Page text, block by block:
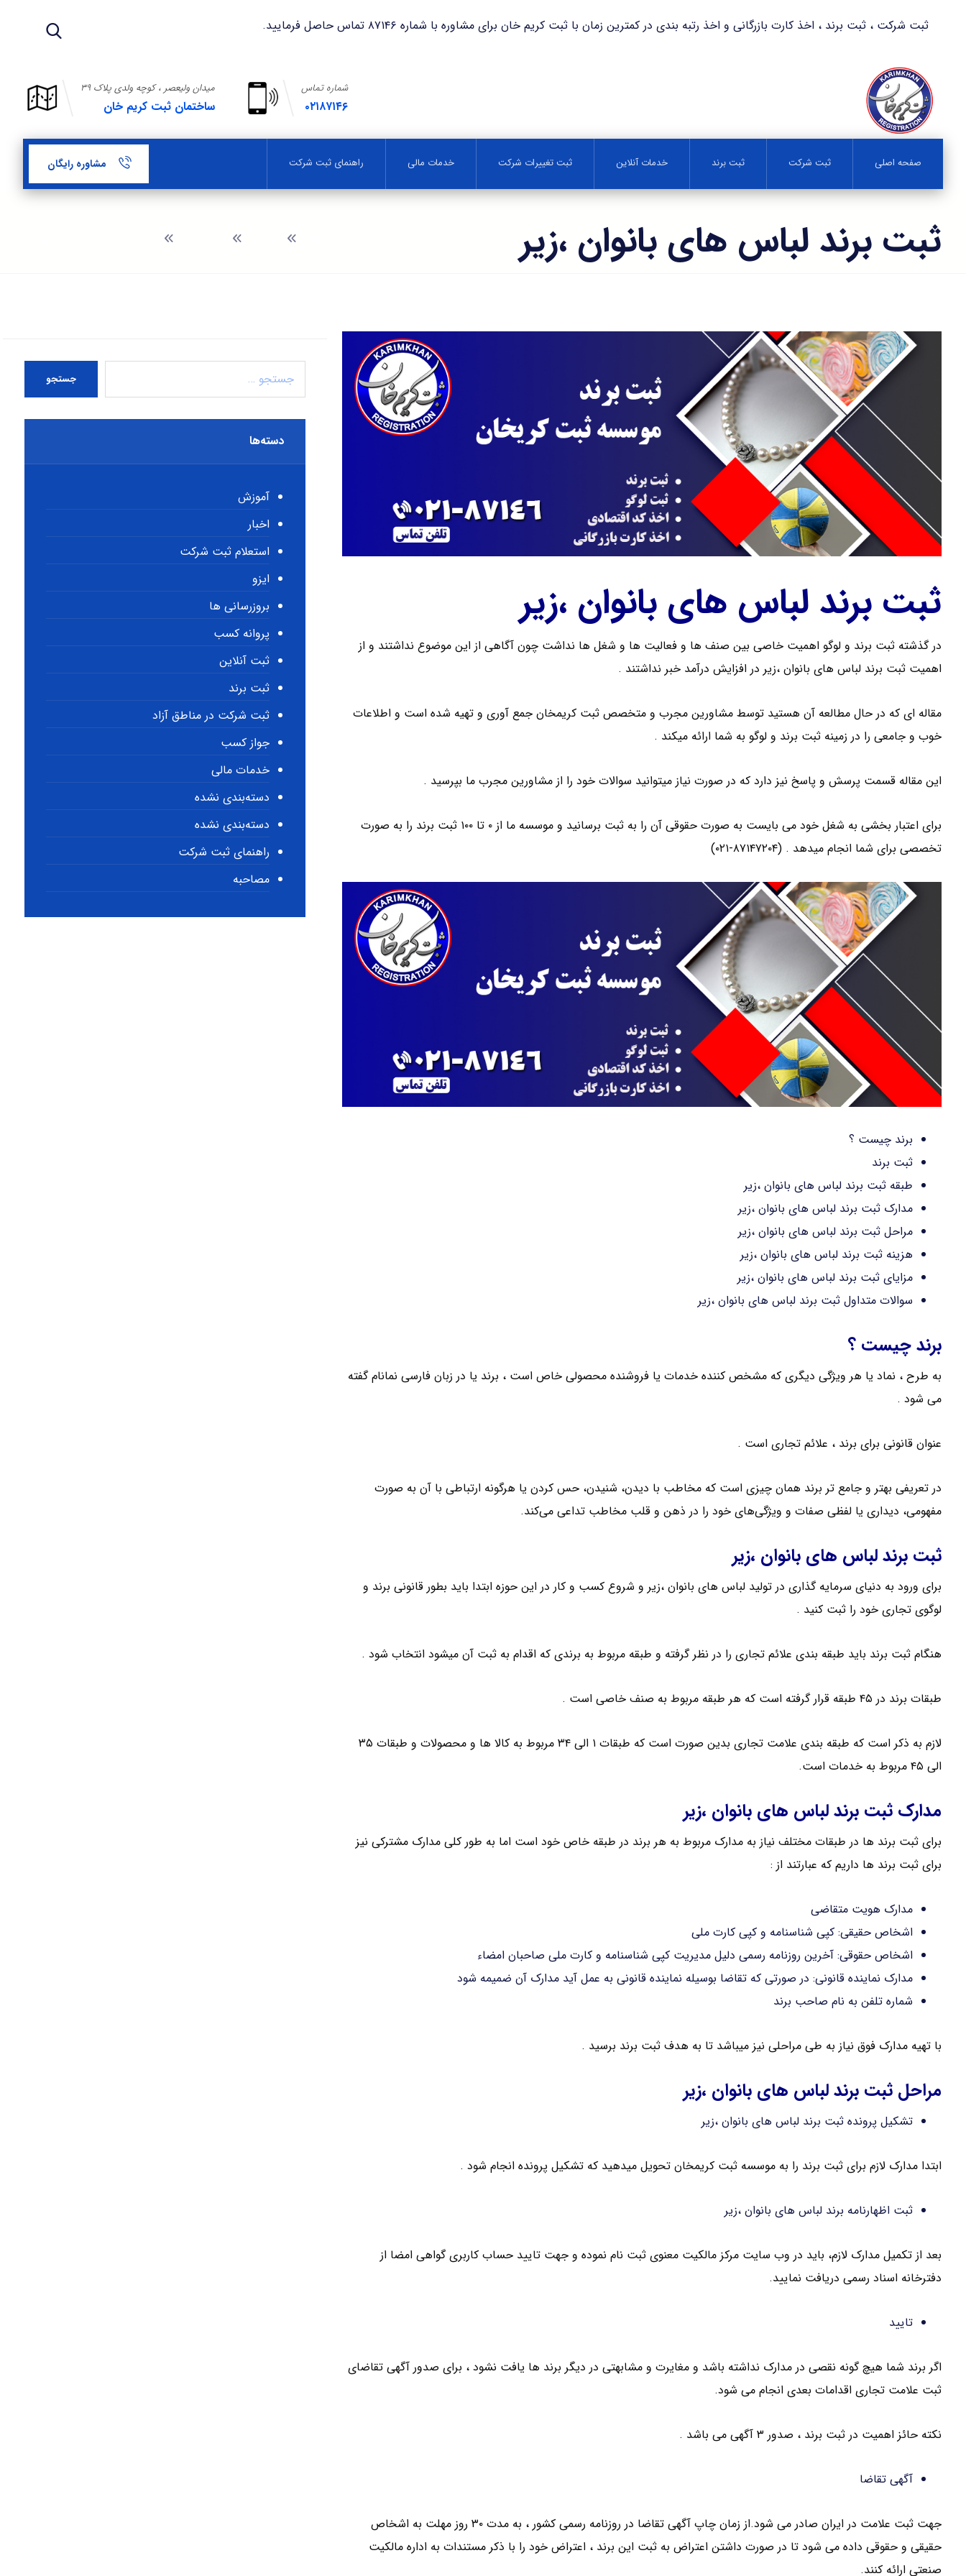
ثبت شرکت ، ثبت برند ، اخذ کارت بازرگانی و اخذ رتبه بندی در کمترین زمان با ثبت کریم خان برای مشاوره با شماره ۸۷۱۴۶ تماس حاصل فرمایید.
میدان ولیعصر ، کوچه ولدی پلاک ۳۹
ساختمان ثبت کریم خان
شماره تماس
۰۲۱۸۷۱۴۶
صفحه اصلی ثبت شرکت ثبت برند خدمات آنلاین ثبت تغییرات شرکت خدمات مالی راهنمای ثبت شرکت مشاوره رایگان
ثبت برند لباس های بانوان ،زیر
ثبت برند لباس های بانوان ،زیر
در گذشته ثبت برند و لوگو اهمیت خاصی بین صنف ها و فعالیت ها و شغل ها نداشت چون آگاهی از این موضوع نداشتند و از
اهمیت ثبت برند لباس های بانوان ،زیر در افزایش درآمد خبر نداشتند .
مقاله ای که در حال مطالعه آن هستید توسط مشاورین مجرب و متخصص ثبت کریمخان جمع آوری و تهیه شده است و اطلاعات
خوب و جامعی را در زمینه ثبت برند و لوگو به شما ارائه میکند .
این مقاله قسمت پرسش و پاسخ نیز دارد که در صورت نیاز میتوانید سوالات خود را از مشاورین مجرب ما بپرسید .
برای اعتبار بخشی به شغل خود می بایست به صورت حقوقی آن را به ثبت برسانید و موسسه ما از ۰ تا ۱۰۰ ثبت برند را به صورت
تخصصی برای شما انجام میدهد . (۸۷۱۴۷۲۰۴-۰۲۱)
برند چیست ؟
ثبت برند
طبقه ثبت برند لباس های بانوان ،زیر
مدارک ثبت برند لباس های بانوان ،زیر
مراحل ثبت برند لباس های بانوان ،زیر
هزینه ثبت برند لباس های بانوان ،زیر
مزایای ثبت برند لباس های بانوان ،زیر
سوالات متداول ثبت برند لباس های بانوان ،زیر
برند چیست ؟
به طرح ، نماد یا هر ویژگی دیگری که مشخص کننده خدمات یا فروشنده محصولی خاص است ، برند یا در زبان فارسی نمانام گفته
می شود .
عنوان قانونی برای برند ، علائم تجاری است .
در تعریفی بهتر و جامع تر برند همان چیزی است که مخاطب با دیدن، شنیدن، حس کردن یا هرگونه ارتباطی با آن به صورت
مفهومی، دیداری یا لفظی صفات و ویژگی‌های خود را در ذهن و قلب مخاطب تداعی می‌کند.
ثبت برند لباس های بانوان ،زیر
برای ورود به دنیای سرمایه گذاری در تولید لباس های بانوان ،زیر و شروع کسب و کار در این حوزه ابتدا باید بطور قانونی برند و
لوگوی تجاری خود را ثبت کنید .
هنگام ثبت برند باید طبقه بندی علائم تجاری را در نظر گرفته و طبقه مربوط به برندی که اقدام به ثبت آن میشود انتخاب شود .
طبقات برند در ۴۵ طبقه قرار گرفته است که هر طبقه مربوط به صنف خاصی است .
لازم به ذکر است که طبقه بندی علامت تجاری بدین صورت است که طبقات ۱ الی ۳۴ مربوط به کالا ها و محصولات و طبقات ۳۵
الی ۴۵ مربوط به خدمات است.
مدارک ثبت برند لباس های بانوان ،زیر
برای ثبت برند ها در طبقات مختلف نیاز به مدارک مربوط به هر برند در طبقه خاص خود است اما به طور کلی مدارک مشترکی نیز
برای ثبت برند ها داریم که عبارتند از :
مدارک هویت متقاضی
اشخاص حقیقی: کپی شناسنامه و کپی کارت ملی
اشخاص حقوقی: آخرین روزنامه رسمی دلیل مدیریت کپی شناسنامه و کارت ملی صاحبان امضاء
مدارک نماینده قانونی: در صورتی که تقاضا بوسیله نماینده قانونی به عمل آید مدارک آن ضمیمه شود
شماره تلفن به نام صاحب برند
با تهیه مدارک فوق نیاز به طی مراحلی نیز میباشد تا به هدف ثبت برند برسید .
مراحل ثبت برند لباس های بانوان ،زیر
تشکیل پرونده ثبت برند لباس های بانوان ،زیر
ابتدا مدارک لازم برای ثبت برند را به موسسه ثبت کریمخان تحویل میدهید که تشکیل پرونده انجام شود .
ثبت اظهارنامه برند لباس های بانوان ،زیر
بعد از تکمیل مدارک لازم، باید در وب سایت مرکز مالکیت معنوی ثبت نام نموده و جهت تایید حساب کاربری گواهی امضا از
دفترخانه اسناد رسمی دریافت نمایید.
تایید
اگر برند شما هیچ گونه نقصی در مدارک نداشته باشد و مغایرت و مشابهتی در دیگر برند ها یافت نشود ، برای صدور آگهی تقاضای
ثبت علامت تجاری اقدامات بعدی انجام می شود.
نکته حائز اهمیت در ثبت برند ، صدور ۳ آگهی می باشد .
آگهی تقاضا
جهت ثبت علامت در ایران صادر می شود.از زمان چاپ آگهی تقاضا در روزنامه رسمی کشور ، به مدت ۳۰ روز مهلت به اشخاص
حقیقی و حقوقی داده می شود تا در صورت داشتن اعتراض به ثبت این برند ، اعتراض خود را با ذکر مستندات به اداره مالکیت
صنعتی ارائه کنند.
جستجو
دسته‌ها
آموزش
اخبار
استعلام ثبت شرکت
ایزو
بروزرسانی ها
پروانه کسب
ثبت آنلاین
ثبت برند
ثبت شرکت در مناطق آزاد
جواز کسب
خدمات مالی
دسته‌بندی نشده
دسته‌بندی نشده
راهنمای ثبت شرکت
مصاحبه